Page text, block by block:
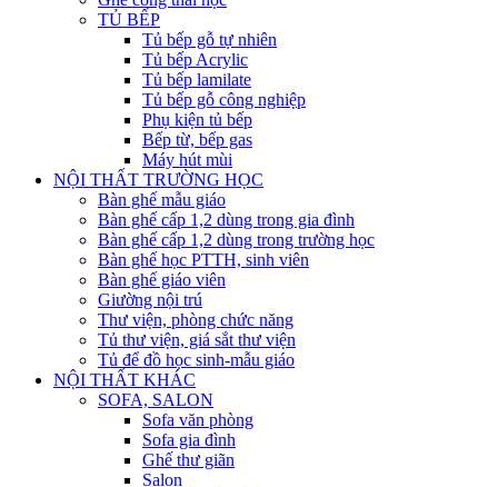
TỦ BẾP
Tủ bếp gỗ tự nhiên
Tủ bếp Acrylic
Tủ bếp lamilate
Tủ bếp gỗ công nghiệp
Phụ kiện tủ bếp
Bếp từ, bếp gas
Máy hút mùi
NỘI THẤT TRƯỜNG HỌC
Bàn ghế mẫu giáo
Bàn ghế cấp 1,2 dùng trong gia đình
Bàn ghế cấp 1,2 dùng trong trường học
Bàn ghế học PTTH, sinh viên
Bàn ghế giáo viên
Giường nội trú
Thư viện, phòng chức năng
Tủ thư viện, giá sắt thư viện
Tủ để đồ học sinh-mẫu giáo
NỘI THẤT KHÁC
SOFA, SALON
Sofa văn phòng
Sofa gia đình
Ghế thư giãn
Salon